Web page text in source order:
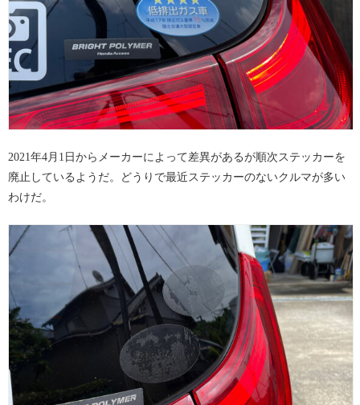
2021年4月1日からメーカーによって差異があるが順次ステッカーを
廃止しているようだ。どうりで最近ステッカーのないクルマが多い
わけだ。